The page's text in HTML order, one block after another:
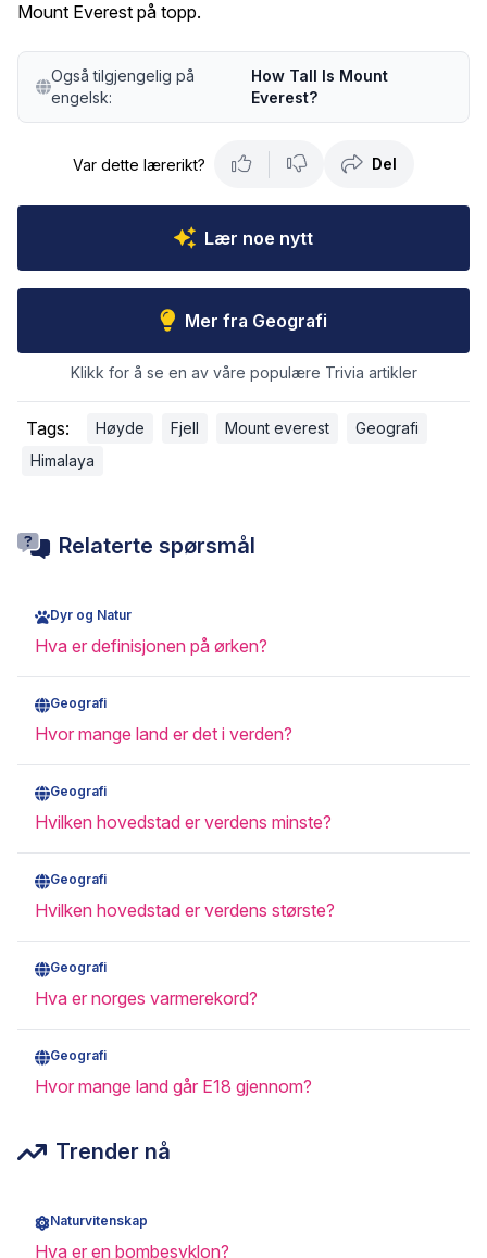
Mount Everest på topp.
Også tilgjengelig på
engelsk:
How Tall Is Mount
Everest?
Var dette lærerikt? Del
Lær noe nytt
Mer fra Geografi
Klikk for å se en av våre populære Trivia artikler
Tags: Høyde Fjell Mount everest
Geografi
Himalaya
Relaterte spørsmål
Dyr og Natur
Hva er definisjonen på ørken?
Geografi
Hvor mange land er det i verden?
Geografi
Hvilken hovedstad er verdens minste?
Geografi
Hvilken hovedstad er verdens største?
Geografi
Hva er norges varmerekord?
Geografi
Hvor mange land går E18 gjennom?
Trender nå
Naturvitenskap
Hva er en bombesyklon?